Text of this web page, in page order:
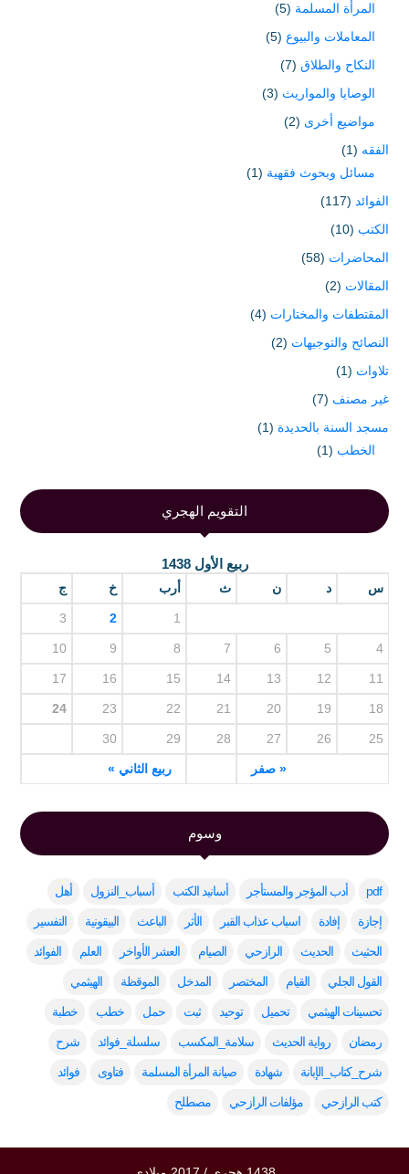
المرأة المسلمة (5)
المعاملات والبيوع (5)
النكاح والطلاق (7)
الوصايا والمواريث (3)
مواضيع أخرى (2)
الفقه (1)
مسائل وبحوث فقهية (1)
الفوائد (117)
الكتب (10)
المحاضرات (58)
المقالات (2)
المقتطفات والمختارات (4)
النصائح والتوجيهات (2)
تلاوات (1)
غير مصنف (7)
مسجد السنة بالحديدة (1)
الخطب (1)
التقويم الهجري
ربيع الأول 1438
س د ن ث أرب خ ج
« صفر ربيع الثاني »
1
2
3
4
5
6
7
8
9
10
11
12
13
14
15
16
17
18
19
20
21
22
23
24
25
26
27
28
29
30
وسوم
pdf أدب المؤجر والمستأجر أسانيد الكتب أسباب_النزول أهل
إجازة إفادة اسباب عذاب القبر الأثر الباعث البيقونية التفسير
الحثيث الحديث الرازحي الصيام العشر الأواخر العلم الفوائد
القول الجلي القيام المختصر المدخل الموقظة الهيثمي
تحسينات الهيثمي تحميل توحيد ثبت حمل خطب خطبة
رمضان رواية الحديث سلامة_المكسب سلسلة_فوائد شرح
شرح_كتاب_الإبانة شهادة صيانة المرأة المسلمة فتاوى فوائد
كتب الرازحي مؤلفات الرازحي مصطلح